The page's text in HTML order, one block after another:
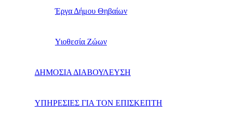
Έργα Δήμου Θηβαίων
Υιοθεσία Ζώων
ΔΗΜΟΣΙΑ ΔΙΑΒΟΥΛΕΥΣΗ
ΥΠΗΡΕΣΙΕΣ ΓΙΑ ΤΟΝ ΕΠΙΣΚΕΠΤΗ